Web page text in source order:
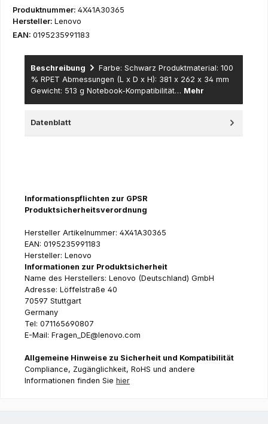
Produktnummer: 4X41A30365
Hersteller: Lenovo
EAN: 0195235991183
Beschreibung
Farbe: Schwarz Produktmaterial: 100
% RPET Abmessungen (L x D x H): 381 x 262 x 34 mm
Gewicht: 513 g Notebook-Kompatibilität… Mehr
Datenblatt
Informationspflichten zur GPSR
Produktsicherheitsverordnung
Hersteller Artikelnummer: 4X41A30365
EAN: 0195235991183
Hersteller: Lenovo
Informationen zur Produktsicherheit
Name des Herstellers: Lenovo (Deutschland) GmbH
Adresse: Löffelstraße 40
70597 Stuttgart
Germany
Tel: 071165690807
E-Mail: Fragen_DE@lenovo.com
Allgemeine Hinweise zu Sicherheit und Kompatibilität
Compliance, Zugänglichkeit, RoHS und andere
Informationen finden Sie hier